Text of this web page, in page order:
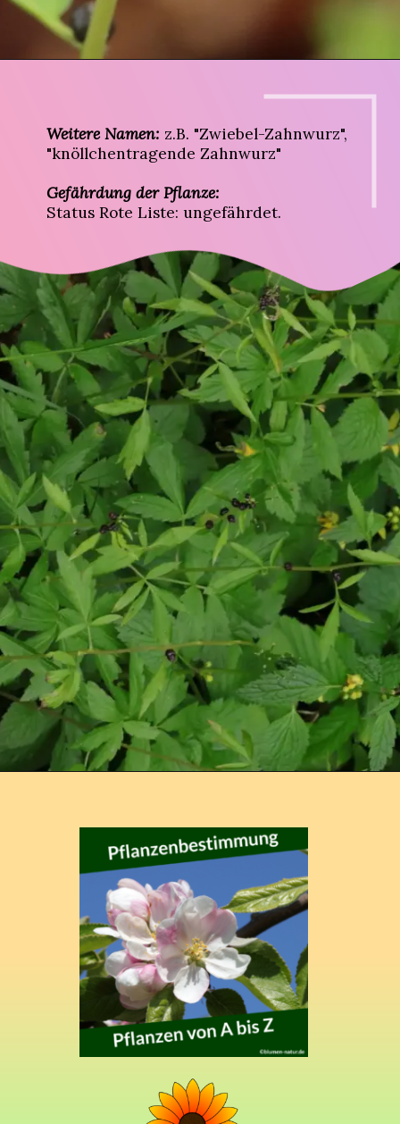
Weitere Namen: z.B. "Zwiebel-Zahnwurz",
"knöllchentragende Zahnwurz"
Gefährdung der Pflanze:
Status Rote Liste: ungefährdet.